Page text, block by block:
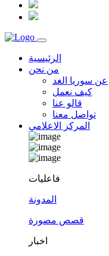
الرئيسية
من نحن
عن سوريا الغد
كيف نعمل
قالو عنا
تواصل معنا
المركز الاعلامي
فاعليات
المدونة
قصص مصورة
اخبار